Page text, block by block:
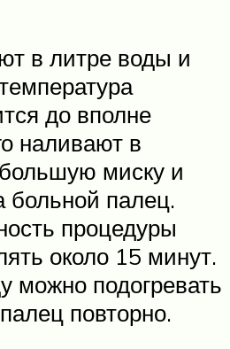
в литре воды и
до вполне
наливают в
миску и
больной палец.
процедуры
около 15 минут.
подогревать
повторно.